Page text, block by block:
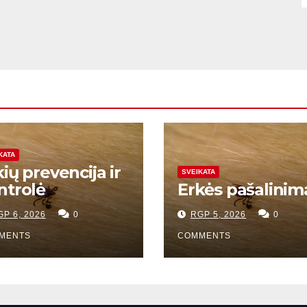
prevencija ir
6, 2026 0
SVEIKATA
Erkės
RGP 5, 2026 0
COMMENTS